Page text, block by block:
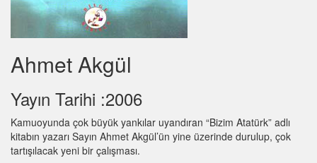
Ahmet Akgül
Yayın Tarihi :2006
Kamuoyunda çok büyük yankılar uyandıran “Bizim Atatürk” adlı
kitabın yazarı Sayın Ahmet Akgül’ün yine üzerinde durulup, çok
tartışılacak yeni bir çalışması.